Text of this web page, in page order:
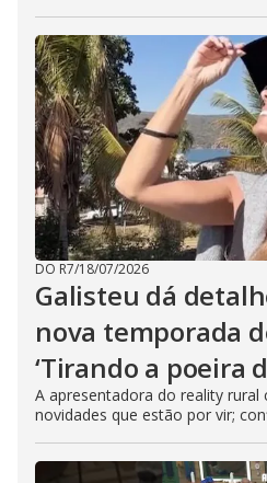
DO R7/18/07/2026
Galisteu dá
nova temporada
‘Tirando a poeira
A apresentadora do reality rural
novidades que estão por vir;